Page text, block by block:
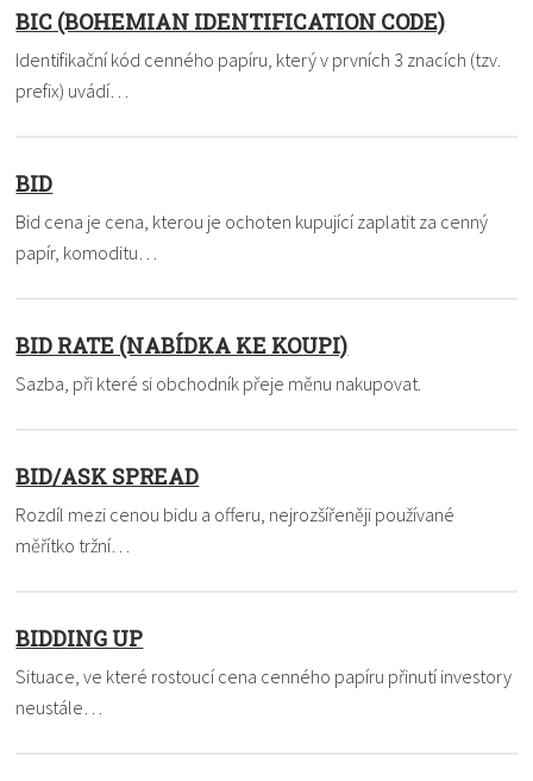
BIC (BOHEMIAN IDENTIFICATION CODE)
Identifikační kód cenného papíru, který v prvních 3 znacích (tzv.
prefix) uvádí…
BID
Bid cena je cena, kterou je ochoten kupující zaplatit za cenný
papír, komoditu…
BID RATE (NABÍDKA KE KOUPI)
Sazba, při které si obchodník přeje měnu nakupovat.
BID/ASK SPREAD
Rozdíl mezi cenou bidu a offeru, nejrozšířeněji používané
měřítko tržní…
BIDDING UP
Situace, ve které rostoucí cena cenného papíru přinutí investory
neustále…